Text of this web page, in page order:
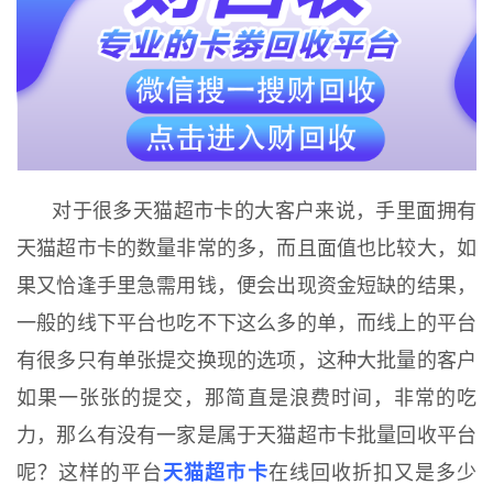
对于很多天猫超市卡的大客户来说，手里面拥有
天猫超市卡的数量非常的多，而且面值也比较大，如
果又恰逢手里急需用钱，便会出现资金短缺的结果，
一般的线下平台也吃不下这么多的单，而线上的平台
有很多只有单张提交换现的选项，这种大批量的客户
如果一张张的提交，那简直是浪费时间，非常的吃
力，那么有没有一家是属于天猫超市卡批量回收平台
呢？这样的平台天猫超市卡在线回收折扣又是多少